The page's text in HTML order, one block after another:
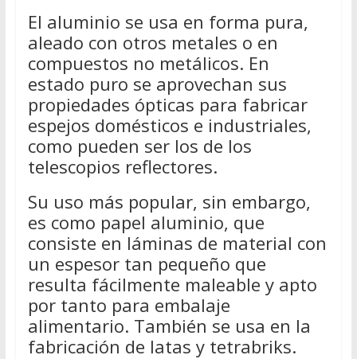
El aluminio se usa en forma pura,
aleado con otros metales o en
compuestos no metálicos. En
estado puro se aprovechan sus
propiedades ópticas para fabricar
espejos domésticos e industriales,
como pueden ser los de los
telescopios reflectores.
Su uso más popular, sin embargo,
es como papel aluminio, que
consiste en láminas de material con
un espesor tan pequeño que
resulta fácilmente maleable y apto
por tanto para embalaje
alimentario. También se usa en la
fabricación de latas y tetrabriks.